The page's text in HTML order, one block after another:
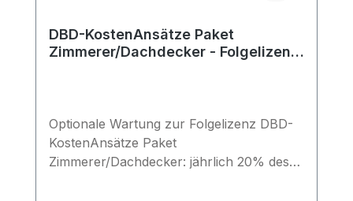
DBD-KostenAnsätze Paket
Zimmerer/Dachdecker - Folgelizenz
Optionale Wartung zur Folgelizenz DBD-
KostenAnsätze Paket
Zimmerer/Dachdecker: jährlich 20% des